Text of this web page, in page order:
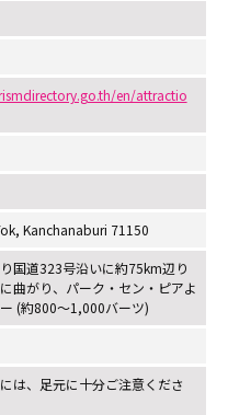
en/attractio
Kanchanaburi 71150
国道323号沿いに約75km辺り
曲がり、パーク・セン・ピアよ
(約800〜1,000バーツ)
は、足元に十分ご注意くださ